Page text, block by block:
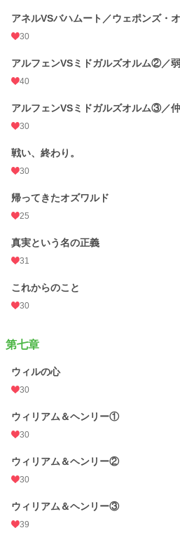
アネルVSバハムート／ウェポンズ・
30
アルフェンVSミドガルズオルム②／
40
アルフェンVSミドガルズオルム③／
30
戦い、終わり。
30
帰ってきたオズワルド
25
真実という名の正義
31
これからのこと
30
第七章
ウィルの心
30
ウィリアム＆ヘンリー①
30
ウィリアム＆ヘンリー②
30
ウィリアム＆ヘンリー③
39